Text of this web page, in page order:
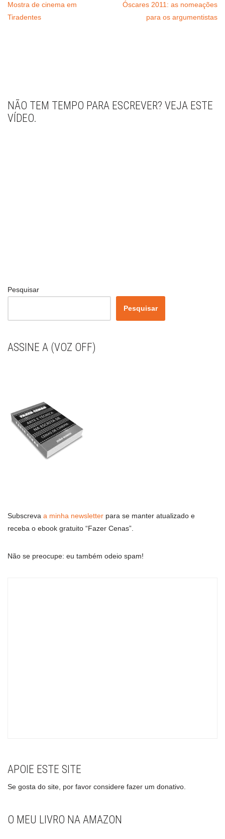
Mostra de cinema em
Tiradentes
Óscares 2011: as nomeações
para os argumentistas
NÃO TEM TEMPO PARA ESCREVER? VEJA ESTE
VÍDEO.
Pesquisar
Pesquisar
ASSINE A (VOZ OFF)
Subscreva a minha newsletter para se manter atualizado e
receba o ebook gratuito “Fazer Cenas”.
Não se preocupe: eu também odeio spam!
APOIE ESTE SITE
Se gosta do site, por favor considere fazer um donativo.
O MEU LIVRO NA AMAZON